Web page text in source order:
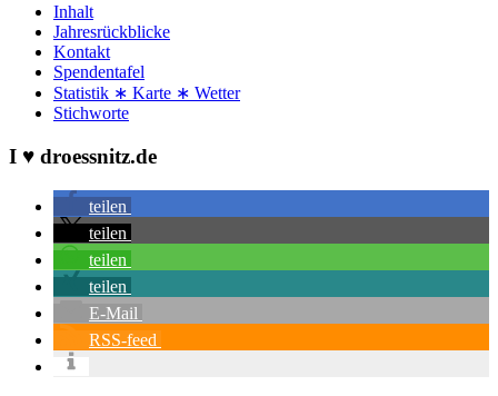
Inhalt
Jahresrückblicke
Kontakt
Spendentafel
Statistik ∗ Karte ∗ Wetter
Stichworte
I ♥ droessnitz.de
teilen
teilen
teilen
teilen
E-Mail
RSS-feed